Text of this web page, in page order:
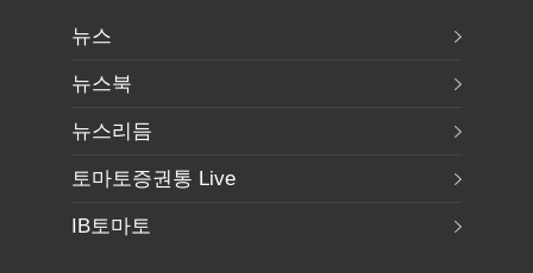
뉴스
뉴스북
뉴스리듬
토마토증권통 Live
IB토마토